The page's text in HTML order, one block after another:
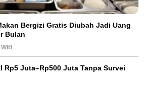
Bergizi Gratis Diubah Jadi Uang
Bulan
Rp5 Juta–Rp500 Juta Tanpa Survei